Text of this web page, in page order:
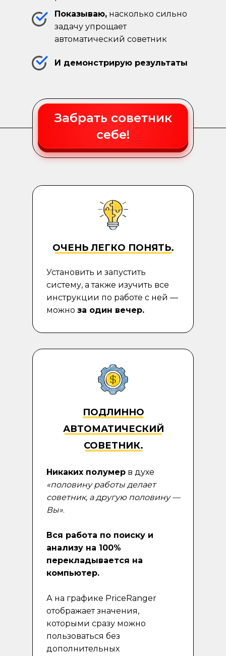
Показываю, насколько сильно
задачу упрощает
автоматический советник
И демонстрирую результаты
Забрать советник
себе!
Установить и запустить
систему, а также изучить все
инструкции по работе с ней —
можно за один вечер.
Никаких полумер в духе
«половину работы делает
советник, а другую половину —
Вы».
Вся работа по поиску и
анализу на 100%
перекладывается на
компьютер.
А на графике PriceRanger
отображает значения,
которыми сразу можно
пользоваться без
дополнительных
ОЧЕНЬ ЛЕГКО ПОНЯТЬ.
ПОДЛИННО
АВТОМАТИЧЕСКИЙ
СОВЕТНИК.